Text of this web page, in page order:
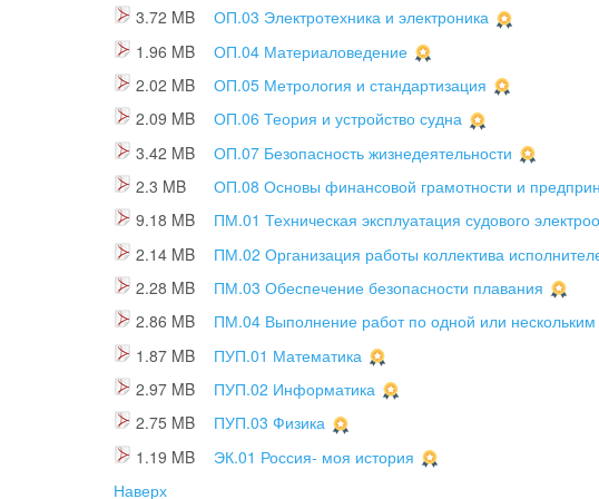
3.72 MB
ОП.03 Электротехника и электроника
1.96 MB
ОП.04 Материаловедение
2.02 MB
ОП.05 Метрология и стандартизация
2.09 MB
ОП.06 Теория и устройство судна
3.42 MB
ОП.07 Безопасность жизнедеятельности
2.3 MB
ОП.08 Основы финансовой грамотности и
9.18 MB
ПМ.01 Техническая эксплуатация судового
2.14 MB
ПМ.02 Организация работы коллектива
2.28 MB
ПМ.03 Обеспечение безопасности плавания
2.86 MB
ПМ.04 Выполнение работ по одной или
1.87 MB
ПУП.01 Математика
2.97 MB
ПУП.02 Информатика
2.75 MB
ПУП.03 Физика
1.19 MB
ЭК.01 Россия- моя история
Наверх